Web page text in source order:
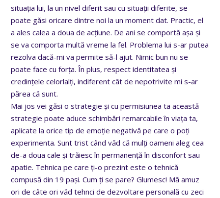
situația lui, la un nivel diferit sau cu situații diferite, se
poate găsi oricare dintre noi la un moment dat. Practic, el
a ales calea a doua de acțiune. De ani se comportă așa și
se va comporta multă vreme la fel. Problema lui s-ar putea
rezolva dacă-mi va permite să-l ajut. Nimic bun nu se
poate face cu forța. În plus, respect identitatea și
credințele celorlalți, indiferent cât de nepotrivite mi s-ar
părea că sunt.
Mai jos vei găsi o strategie și cu permisiunea ta această
strategie poate aduce schimbări remarcabile în viața ta,
aplicate la orice tip de emoție negativă pe care o poți
experimenta. Sunt trist când văd că mulți oameni aleg cea
de-a doua cale și trăiesc în permanență în disconfort sau
apatie. Tehnica pe care ți-o prezint este o tehnică
compusă din 19 pași. Cum ți se pare? Glumesc! Mă amuz
ori de câte ori văd tehnci de dezvoltare personală cu zeci